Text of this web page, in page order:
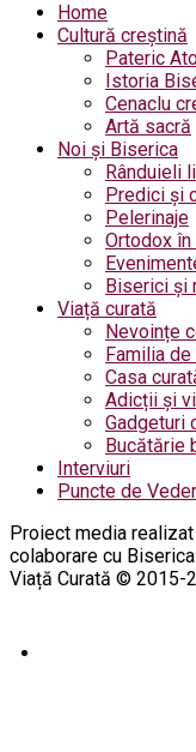
Home
Cultură creștină
Pateric
Istoria
Cenaclu
Artă sacră
Noi și Biserica
Rânduieli
Predici și
Pelerinaje
Ortodox
Biserici și
Viață curată
Nevoințe
Familia
Casa
Adicții și
Gadgeturi
Bucătărie
Interviuri
Puncte de
Proiect media
colaborare cu
Viață Curată © 2015-